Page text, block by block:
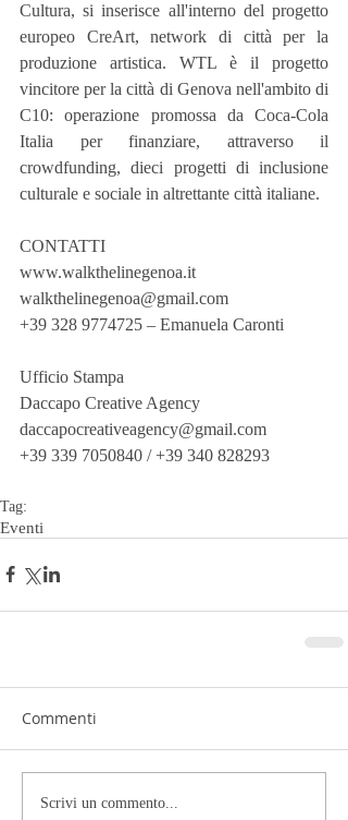
Cultura, si inserisce all'interno del progetto
europeo CreArt, network di città per la
produzione artistica. WTL è il progetto
vincitore per la città di Genova nell'ambito di
C10: operazione promossa da Coca-Cola
Italia per finanziare, attraverso il
crowdfunding, dieci progetti di inclusione
culturale e sociale in altrettante città italiane.
CONTATTI
www.walkthelinegenoa.it
walkthelinegenoa@gmail.com
+39 328 9774725 – Emanuela Caronti
Ufficio Stampa
Daccapo Creative Agency
daccapocreativeagency@gmail.com
+39 339 7050840 / +39 340 828293
Tag:
Eventi
Commenti
Scrivi un commento...